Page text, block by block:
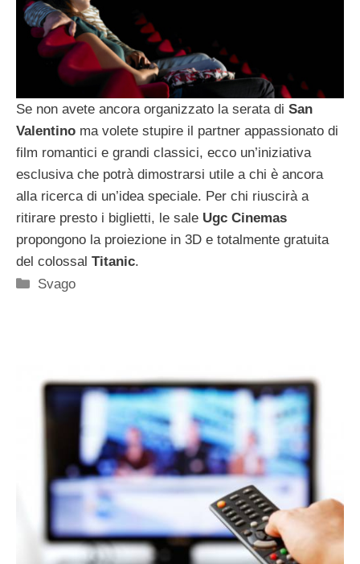
Se non avete ancora organizzato la serata di San
Valentino ma volete stupire il partner appassionato di
film romantici e grandi classici, ecco un’iniziativa
esclusiva che potrà dimostrarsi utile a chi è ancora
alla ricerca di un’idea speciale. Per chi riuscirà a
ritirare presto i biglietti, le sale Ugc Cinemas
propongono la proiezione in 3D e totalmente gratuita
del colossal Titanic.
Categorie
Svago